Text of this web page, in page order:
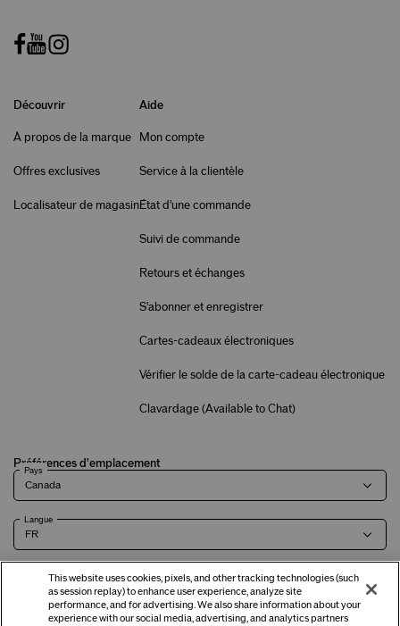
Découvrir
À propos de la marque
Offres exclusives
Localisateur de magasin
Aide
Mon compte
Service à la clientèle
État d'une commande
Suivi de commande
Retours et échanges
S'abonner et enregistrer
Cartes-cadeaux électroniques
Vérifier le solde de la carte-cadeau électronique
Clavardage (Available to Chat)
Préférences d'emplacement
Pays
Langue
Politique de
confidentialité
Renseignements sur l'entreprise et
coordonnées
This website uses cookies, pixels, and other tracking technologies (such
as session replay) to enhance user experience, analyze site
performance, and for advertising. We also share information about your
experience with our social media, advertising, and analytics partners